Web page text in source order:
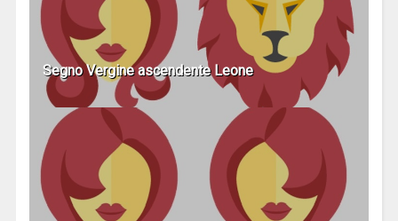
Segno Vergine ascendente Leone